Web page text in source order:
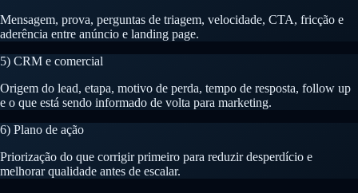
Mensagem, prova, perguntas de triagem, velocidade, CTA, fricção e
aderência entre anúncio e landing page.
5) CRM e comercial
Origem do lead, etapa, motivo de perda, tempo de resposta, follow up
e o que está sendo informado de volta para marketing.
6) Plano de ação
Priorização do que corrigir primeiro para reduzir desperdício e
melhorar qualidade antes de escalar.